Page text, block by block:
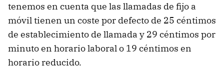
tenemos en cuenta que las llamadas de fijo a
móvil tienen un coste por defecto de 25 céntimos
de establecimiento de llamada y 29 céntimos por
minuto en horario laboral o 19 céntimos en
horario reducido.